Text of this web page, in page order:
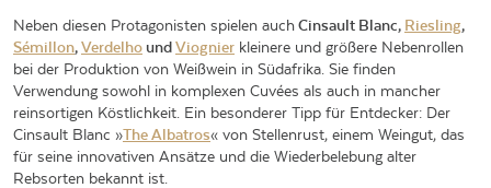
Neben diesen Protagonisten spielen auchCinsault Blanc, Riesling,
Sémillon,Verdelho undViognier kleinere und größere Nebenrollen
bei der Produktion von Weißwein in Südafrika. Sie finden
Verwendung sowohl in komplexen Cuvées als auch in mancher
reinsortigen Köstlichkeit. Ein besonderer Tipp für Entdecker: Der
Cinsault Blanc »The Albatros« von Stellenrust, einem Weingut, das
für seine innovativen Ansätze und die Wiederbelebung alter
Rebsorten bekannt ist.